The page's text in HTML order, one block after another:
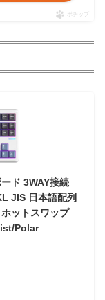
ポチップ
ド 3WAY接続
JIS 日本語配列
ットスワップ
Polar